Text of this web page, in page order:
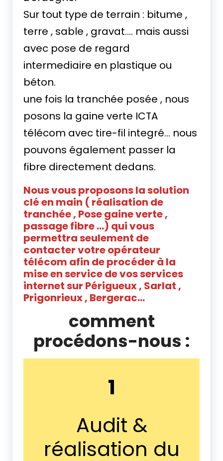
Sur tout type de terrain : bitume ,
terre , sable , gravat…. mais aussi
avec pose de regard
intermediaire en plastique ou
béton.
une fois la tranchée posée , nous
posons la gaine verte ICTA
télécom avec tire-fil integré… nous
pouvons également passer la
fibre directement dedans.
Nous vous proposons la solution
clé en main ( réalisation de
tranchée , Pose gaine verte ,
passage fibre …) qui vous
permettra seulement de
contacter votre opérateur
télécom afin de procéder à la
mise en service de vos services
internetsur Périgueux , Sarlat ,
Prigonrieux , Bergerac…
comment
procédons-nous :
1
Audit &
réalisation du